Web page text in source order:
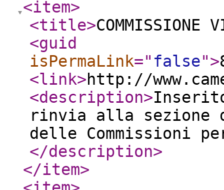
<item>
<title>COMMISSIONE
<guid
isPermaLink=" false">
<link>http://
<description>
rinvia alla sezione
delle Commissioni
</description>
</item>